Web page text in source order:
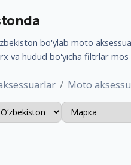
bo'ylab moto
va hudud bo'yicha filtrlar
Moto